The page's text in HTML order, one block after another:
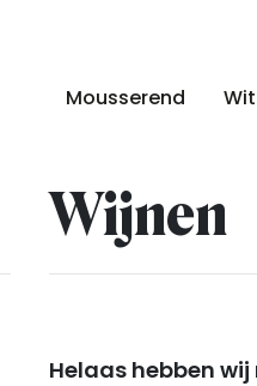
Mousserend Wit
Wijnen
Helaas hebben